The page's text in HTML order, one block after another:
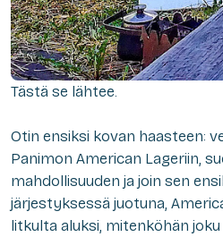
Tästä se lähtee.
Otin ensiksi kovan haasteen:
Panimon American Lageriin,
mahdollisuuden ja join sen
järjestyksessä juotuna,
litkulta aluksi, mitenköhän